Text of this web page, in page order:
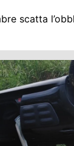
scatta